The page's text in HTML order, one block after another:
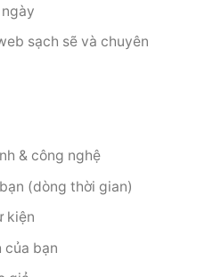
sạch sẽ và chuyên
& công nghệ
(dòng thời gian)
kiện
của bạn